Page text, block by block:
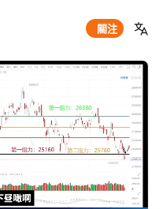
關注